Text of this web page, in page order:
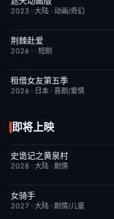
2023 · 大陆 · 动画/奇幻
完结
荆棘赴爱
2026 · · 短剧
已完结
租借女友第五季
2026 · 日本 · 喜剧/爱情
即将上映
6月23日更新
史诡记之黄泉村
2028 · 大陆 · 剧情
7月15日更新
女骑手
2027 · 大陆 · 剧情/儿童